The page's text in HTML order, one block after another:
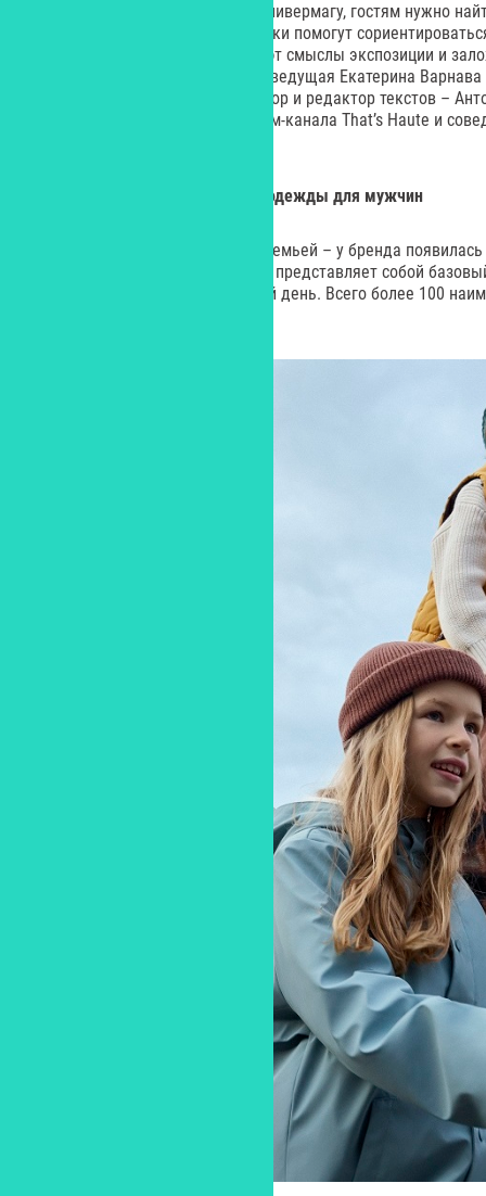
Чтобы начать путешествие по универмагу, гостям нужно
и отсканировать их. Эти подсказки помогут
внимание на ее детали, раскроют смыслы экспозиции и
Проект озвучили актриса и телеведущая Екатерина
подкаста» Алексей Сухарев. Автор и редактор текстов –
сайта The Symbol, автор телеграм-канала That’s Haute и
SELA запустила новую линейку одежды для мужчин
Теперь официально: sela стала семьей – у бренда
коллекция сезона осень-зима’24 представляет собой
комфортные аутфиты на каждый день. Всего более 100